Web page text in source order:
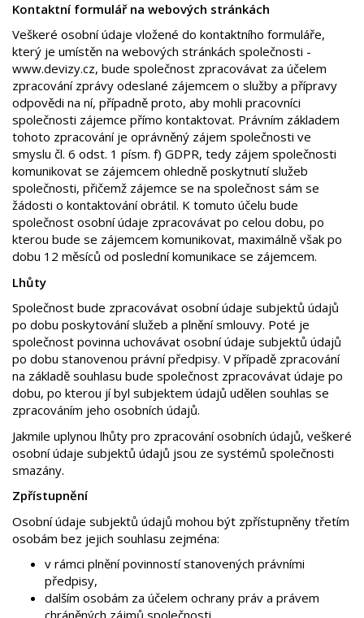
Kontaktní formulář na webových stránkách
Veškeré osobní údaje vložené do kontaktního formuláře,
který je umístěn na webových stránkách společnosti -
www.devizy.cz, bude společnost zpracovávat za účelem
zpracování zprávy odeslané zájemcem o služby a přípravy
odpovědi na ní, případně proto, aby mohli pracovníci
společnosti zájemce přímo kontaktovat. Právním základem
tohoto zpracování je oprávněný zájem společnosti ve
smyslu čl. 6 odst. 1 písm. f) GDPR, tedy zájem společnosti
komunikovat se zájemcem ohledně poskytnutí služeb
společnosti, přičemž zájemce se na společnost sám se
žádosti o kontaktování obrátil. K tomuto účelu bude
společnost osobní údaje zpracovávat po celou dobu, po
kterou bude se zájemcem komunikovat, maximálně však po
dobu 12 měsíců od poslední komunikace se zájemcem.
Lhůty
Společnost bude zpracovávat osobní údaje subjektů údajů
po dobu poskytování služeb a plnění smlouvy. Poté je
společnost povinna uchovávat osobní údaje subjektů údajů
po dobu stanovenou právní předpisy. V případě zpracování
na základě souhlasu bude společnost zpracovávat údaje po
dobu, po kterou jí byl subjektem údajů udělen souhlas se
zpracováním jeho osobních údajů.
Jakmile uplynou lhůty pro zpracování osobních údajů, veškeré
osobní údaje subjektů údajů jsou ze systémů společnosti
smazány.
Zpřístupnění
Osobní údaje subjektů údajů mohou být zpřístupněny třetím
osobám bez jejich souhlasu zejména:
v rámci plnění povinností stanovených právními
předpisy,
dalším osobám za účelem ochrany práv a právem